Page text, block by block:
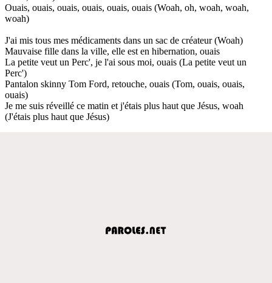
Ouais, ouais, ouais, ouais, ouais, ouais (Woah, oh, woah, woah,
woah)
J'ai mis tous mes médicaments dans un sac de créateur (Woah)
Mauvaise fille dans la ville, elle est en hibernation, ouais
La petite veut un Perc', je l'ai sous moi, ouais (La petite veut un
Perc')
Pantalon skinny Tom Ford, retouche, ouais (Tom, ouais, ouais,
ouais)
Je me suis réveillé ce matin et j'étais plus haut que Jésus, woah
(J'étais plus haut que Jésus)